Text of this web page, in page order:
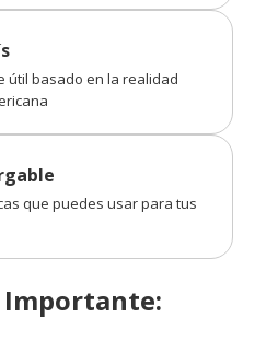
útil basado en la realidad
que puedes usar para tus